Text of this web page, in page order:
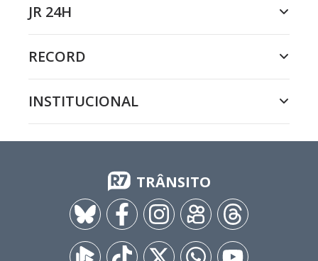
JR 24H
RECORD
INSTITUCIONAL
TRÂNSITO